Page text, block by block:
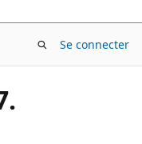
Se connecter